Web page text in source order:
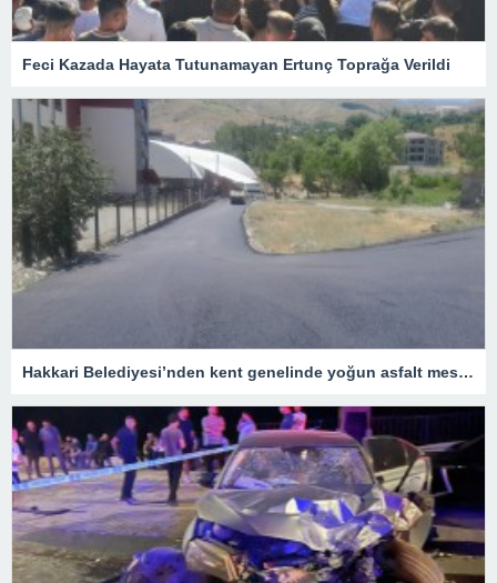
Feci Kazada Hayata Tutunamayan Ertunç Toprağa Verildi
Hakkari Belediyesi’nden kent genelinde yoğun asfalt mesaisi